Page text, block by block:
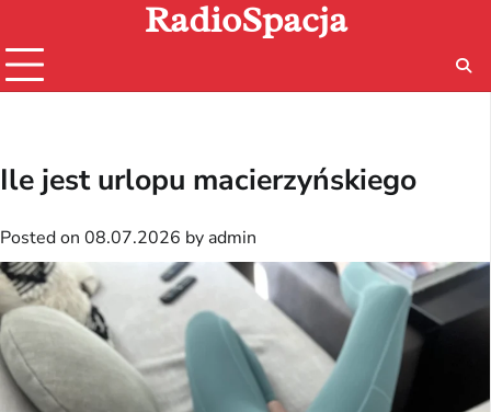
content
RadioSpacja
Ile jest urlopu macierzyńskiego
Posted on 08.07.2026 by admin